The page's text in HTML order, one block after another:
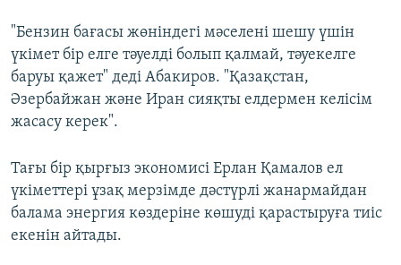
"Бензин бағасы жөніндегі мәселені шешу үшін
үкімет бір елге тәуелді болып қалмай, тәуекелге
баруы қажет" деді Абакиров. "Қазақстан,
Әзербайжан және Иран сияқты елдермен келісім
жасасу керек".
Тағы бір қырғыз экономисі Ерлан Қамалов ел
үкіметтері ұзақ мерзімде дәстүрлі жанармайдан
балама энергия көздеріне көшуді қарастыруға тиіс
екенін айтады.